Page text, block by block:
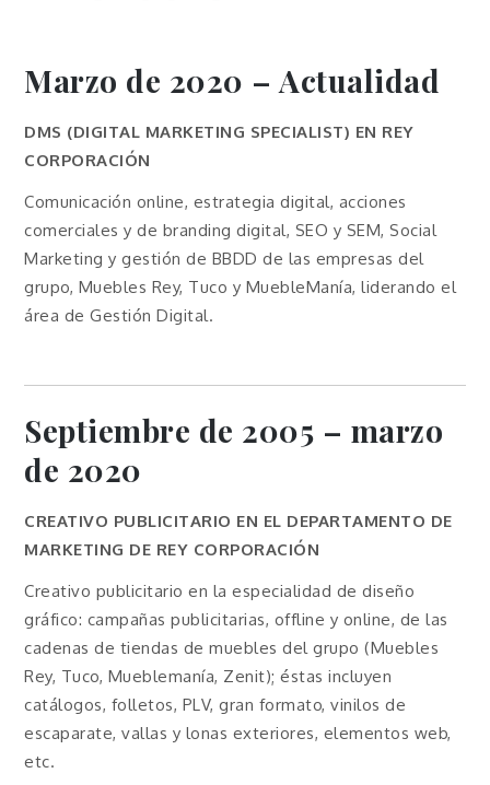
Marzo de 2020 – Actualidad
DMS (DIGITAL MARKETING SPECIALIST) EN REY
CORPORACIÓN
Comunicación online, estrategia digital, acciones
comerciales y de branding digital, SEO y SEM, Social
Marketing y gestión de BBDD de las empresas del
grupo, Muebles Rey, Tuco y MuebleManía, liderando el
área de Gestión Digital.
Septiembre de 2005 – marzo
de 2020
CREATIVO PUBLICITARIO EN EL DEPARTAMENTO DE
MARKETING DE REY CORPORACIÓN
Creativo publicitario en la especialidad de diseño
gráfico: campañas publicitarias, offline y online, de las
cadenas de tiendas de muebles del grupo (Muebles
Rey, Tuco, Mueblemanía, Zenit); éstas incluyen
catálogos, folletos, PLV, gran formato, vinilos de
escaparate, vallas y lonas exteriores, elementos web,
etc.